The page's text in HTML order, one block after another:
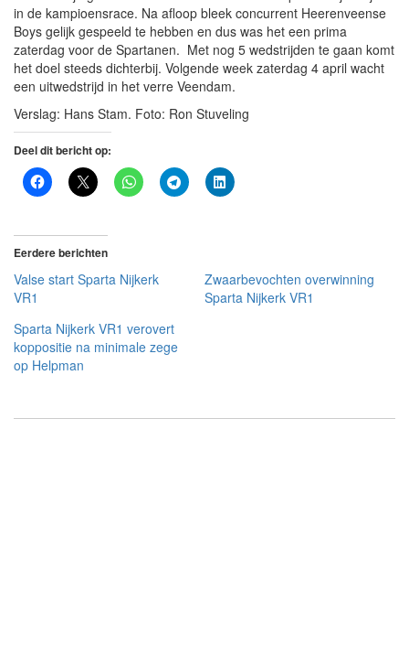
in de kampioensrace. Na afloop bleek concurrent Heerenveense
Boys gelijk gespeeld te hebben en dus was het een prima
zaterdag voor de Spartanen. Met nog 5 wedstrijden te gaan komt
het doel steeds dichterbij. Volgende week zaterdag 4 april wacht
een uitwedstrijd in het verre Veendam.
Verslag: Hans Stam. Foto: Ron Stuveling
Deel dit bericht op:
Eerdere berichten
Valse start Sparta Nijkerk
VR1
Zwaarbevochten overwinning
Sparta Nijkerk VR1
Sparta Nijkerk VR1 verovert
koppositie na minimale zege
op Helpman